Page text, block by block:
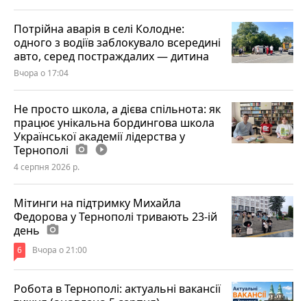
Потрійна аварія в селі Колодне:
одного з водіїв заблокувало всередині
авто, серед постраждалих — дитина
Вчора о 17:04
Не просто школа, а дієва спільнота: як
працює унікальна бордингова школа
Української академії лідерства у
Тернополі photo_camera play_circle_filled
4 серпня 2026 р.
Мітинги на підтримку Михайла
Федорова у Тернополі тривають 23-ій
день photo_camera
6 Вчора о 21:00
Робота в Тернополі: актуальні вакансії